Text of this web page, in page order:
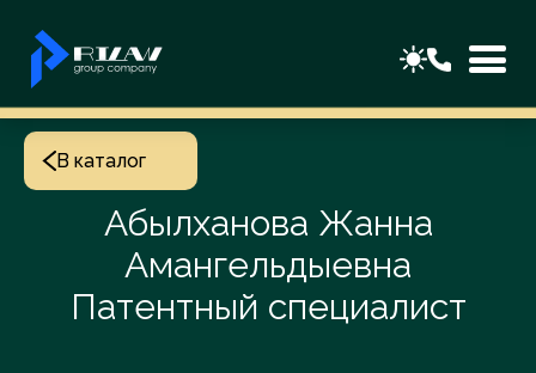
В каталог
Абылханова Жанна
Амангельдыевна
Патентный специалист